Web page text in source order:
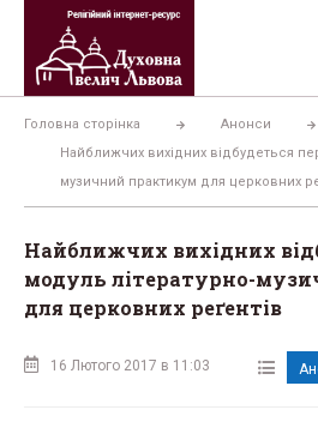
Перейти
вмісту
Головна сторінка
Анонси
Найближчих вихідних відбудеться
музичний практикум для церковних
Найближчих вихідних
модуль літературно-
для церковних реґентів
16 Лютого 2017 в 11:03